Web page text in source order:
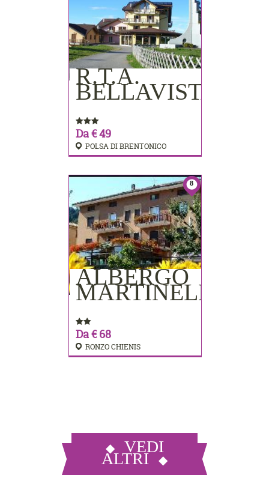
R.T.A.
BELLAVISTA
Da € 49
POLSA DI BRENTONICO
PRENOTA
8
ALBERGO
MARTINELLI
Da € 68
RONZO CHIENIS
PRENOTA
VEDI
ALTRI